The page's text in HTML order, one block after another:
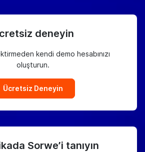
deneyin
kendi demo hesabınızı
oluşturun.
Ücretsiz Deneyin
Sorwe’i tanıyın